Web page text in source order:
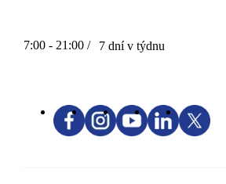
7:00 - 21:00 / 7 dní v týdnu